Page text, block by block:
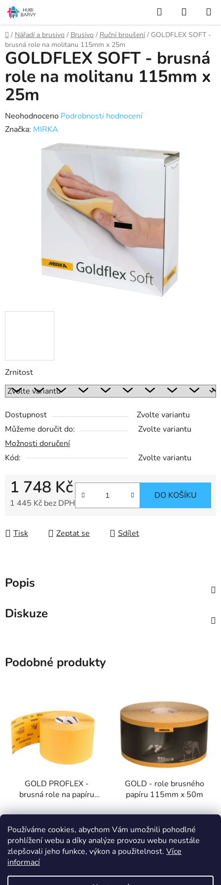
Používáme cookies, abychom Vám umožnili pohodlné
prohlížení webu a díky analýze provozu webu neustále
zlepšovali jeho funkce, výkon a použitelnost. Více
informací
Přejít
na
obsah
Hledat
KOŠÍK
Domů
/ Nářadí a brusivo / Brusivo / Ruční broušení / GOLDFLEX SOFT -
brusná role na molitanu 115mm x 25m
Zrnitost
Dostupnost
Zvolte variantu
Můžeme doručit do:
Zvolte variantu
Možnosti doručení
Kód:
Zvolte variantu
1 748 Kč
1 445 Kč bez DPH
DO KOŠÍKU
Tisk Zeptat se Sdílet
GOLDFLEX SOFT - brusná
role na molitanu 115mm x
25m
Průměrné
hodnocení
Neohodnoceno Podrobnosti hodnocení
Značka: MIRKA
Popis
Diskuze
Podobné produkty
GOLD PROFLEX -
brusná role na papíru
od2 392 Kč
DETAIL
GOLD - role brusného
papíru 115mm x 50m
od 1 697 Kč
DETAIL